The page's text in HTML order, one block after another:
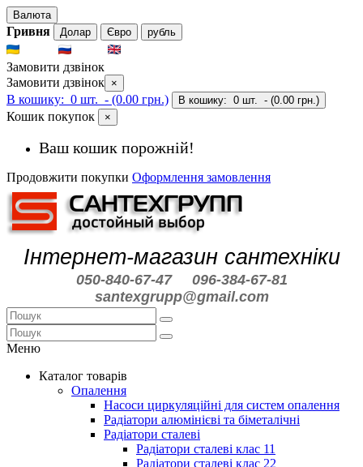
Валюта
Гривня Долар Євро рубль
Замовити дзвінок
Замовити дзвінок ×
В кошику: 0 шт. - (0.00 грн.) В кошику: 0 шт. - (0.00 грн.)
Кошик покупок ×
Ваш кошик порожній!
Продовжити покупки Оформлення замовлення
Інтернет-магазин сантехніки
050-840-67-47
096-384-67-81
santexgrupp@gmail.com
Меню
Каталог товарів
Опалення
Насоси циркуляційні для систем опалення
Радіатори алюмінієві та біметалічні
Радіатори сталеві
Радіатори сталеві клас 11
Радіатори сталеві клас 22